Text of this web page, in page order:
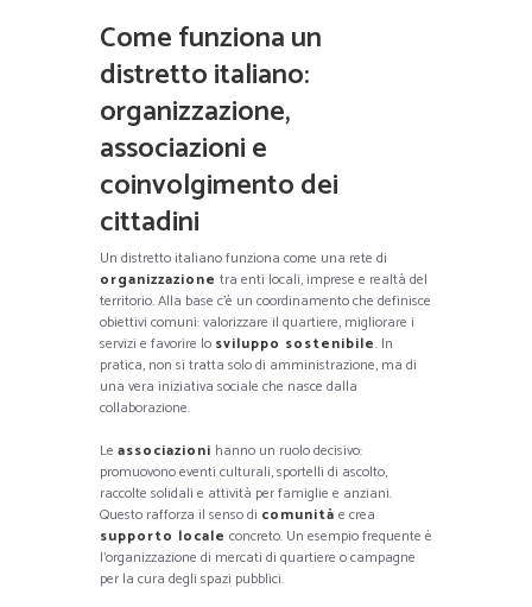
Come funziona un
distretto italiano:
organizzazione,
associazioni e
coinvolgimento dei
cittadini
Un distretto italiano funziona come una rete di
organizzazione tra enti locali, imprese e realtà del
territorio. Alla base c’è un coordinamento che definisce
obiettivi comuni: valorizzare il quartiere, migliorare i
servizi e favorire lo sviluppo sostenibile. In
pratica, non si tratta solo di amministrazione, ma di
una vera iniziativa sociale che nasce dalla
collaborazione.
Le associazioni hanno un ruolo decisivo:
promuovono eventi culturali, sportelli di ascolto,
raccolte solidali e attività per famiglie e anziani.
Questo rafforza il senso di comunità e crea
supporto locale concreto. Un esempio frequente è
l’organizzazione di mercati di quartiere o campagne
per la cura degli spazi pubblici.